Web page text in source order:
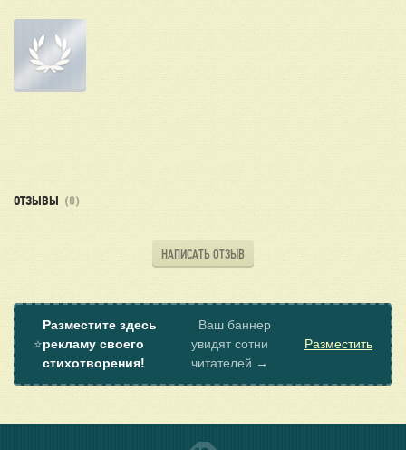
ОТЗЫВЫ (0)
НАПИСАТЬ ОТЗЫВ
⭐
Разместите здесь
рекламу своего
стихотворения!
Ваш баннер
увидят сотни
читателей →
Разместить